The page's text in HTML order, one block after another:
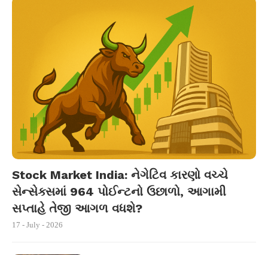
Stock Market India: નેગેટિવ કારણો વચ્ચે
સેન્સેક્સમાં 964 પોઈન્ટનો ઉછાળો, આગામી
સપ્તાહે તેજી આગળ વધશે?
17 - July - 2026